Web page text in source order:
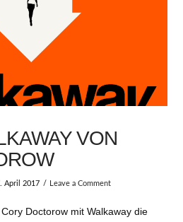
VON
April 2017 Leave a Comment
Doctorow mit Walkaway die